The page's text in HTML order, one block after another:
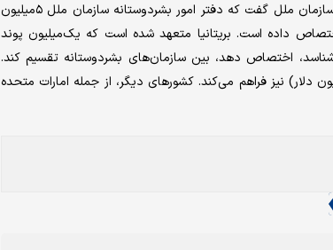
اثر ریزش سنگ مسیرشان قطع شده بود، برسد». استفان دوجاریک، سخنگوی سازمان ملل گفت که دفتر امور بشردوستانه سازمان ملل ۵‌میلیون
داده است. بریتانیا متعهد شده است که یک‌میلیون پوند
اختصاص دهد، بین سازمان‌های بشردوستانه تقسیم کند.
اروپا ۱۳۰تن کمک اضطراری ارسال می‌کند و یک‌میلیون یورو (۱.۱۶‌میلیون دلار) نیز فراهم می‌کند. کشورهای دیگر، از جمله امارات متحده